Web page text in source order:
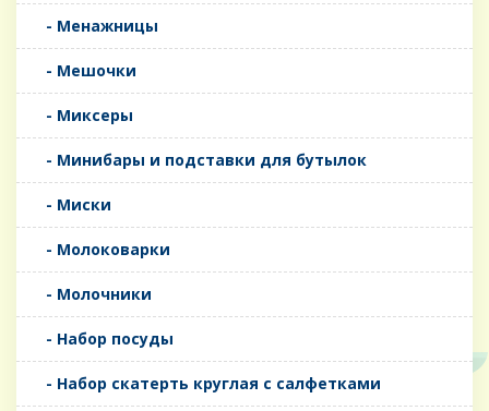
- Менажницы
- Мешочки
- Миксеры
- Минибары и подставки для бутылок
- Миски
- Молоковарки
- Молочники
- Набор посуды
- Набор скатерть круглая с салфетками